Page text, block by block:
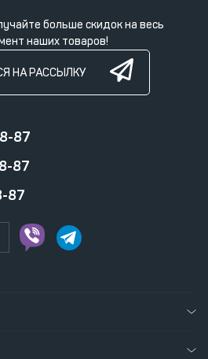
больше скидок на весь
наших товаров!
НА РАССЫЛКУ
87
87
87